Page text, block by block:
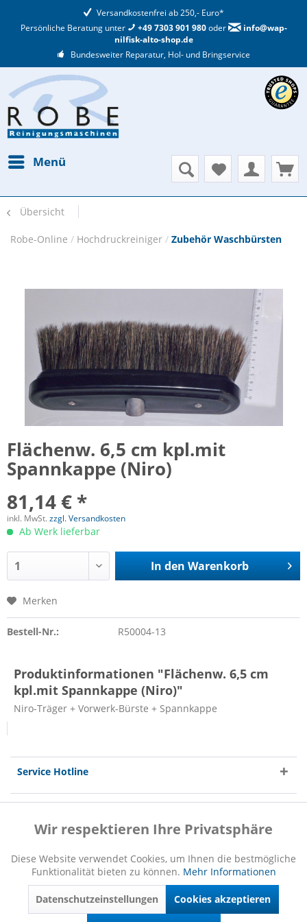
Versandkostenfrei ab 250,- Euro*
Persönliche Beratung unter
+49 7303 901 980oder
info@wap-
nilfisk-alto-shop.de
Bundesweiter Reparatur, Hol- und Bringservice
Menü
Übersicht
Robe-Online / Hochdruckreiniger / Zubehör Waschbürsten
Flächenw. 6,5 cm kpl.mit
Spannkappe (Niro)
81,14 € *
inkl. MwSt. zzgl. Versandkosten
Ab Werk lieferbar
In den Warenkorb
Merken
Bestell-Nr.: R50004-13
Produktinformationen "Flächenw. 6,5 cm
kpl.mit Spannkappe (Niro)"
Niro-Träger + Vorwerk-Bürste + Spannkappe
Service Hotline
Funktionale Aktiv
Marketing Inaktiv
Tracking Inaktiv
Wir respektieren Ihre Privatsphäre
Diese Website verwendet Cookies, um Ihnen die bestmögliche
Funktionalität bieten zu können. Mehr Informationen
Datenschutzeinstellungen Cookies akzeptieren